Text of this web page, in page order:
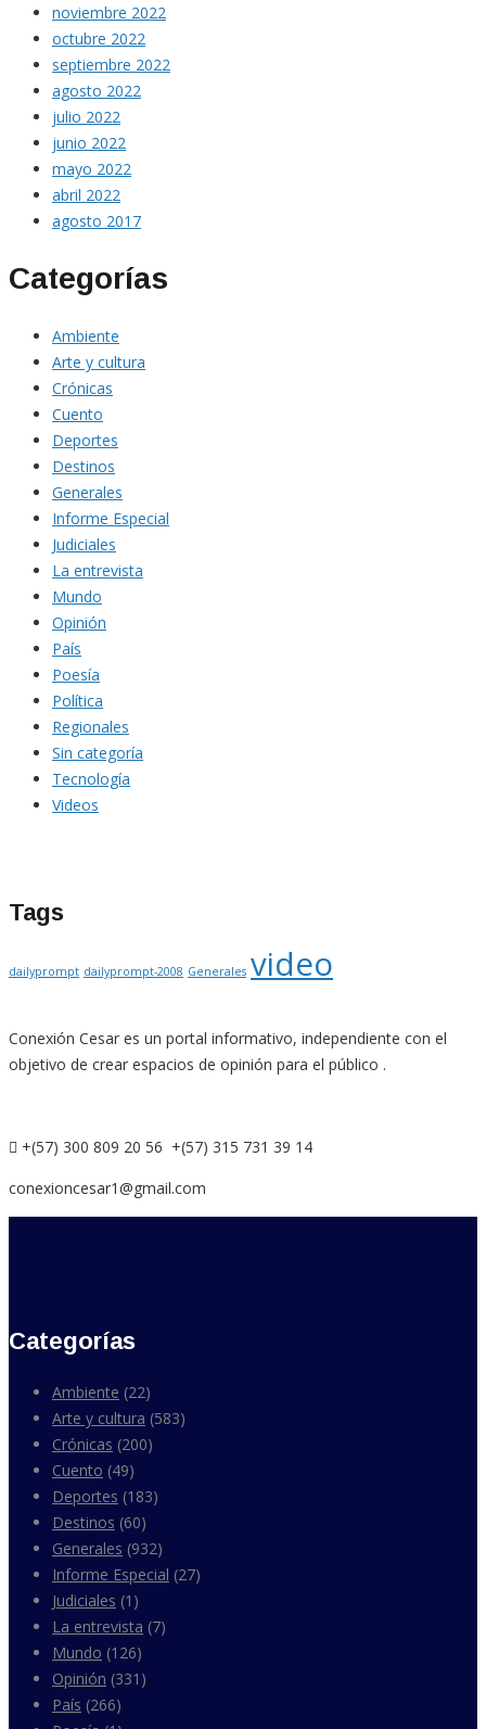
noviembre 2022
octubre 2022
septiembre 2022
agosto 2022
julio 2022
junio 2022
mayo 2022
abril 2022
agosto 2017
Categorías
Ambiente
Arte y cultura
Crónicas
Cuento
Deportes
Destinos
Generales
Informe Especial
Judiciales
La entrevista
Mundo
Opinión
País
Poesía
Política
Regionales
Sin categoría
Tecnología
Videos
Tags
dailyprompt dailyprompt-2008 Generales video
Conexión Cesar es un portal informativo, independiente con el
objetivo de crear espacios de opinión para el público .
+(57) 300 809 20 56 +(57) 315 731 39 14
conexioncesar1@gmail.com
Categorías
Ambiente (22)
Arte y cultura (583)
Crónicas (200)
Cuento (49)
Deportes (183)
Destinos (60)
Generales (932)
Informe Especial (27)
Judiciales (1)
La entrevista (7)
Mundo (126)
Opinión (331)
País (266)